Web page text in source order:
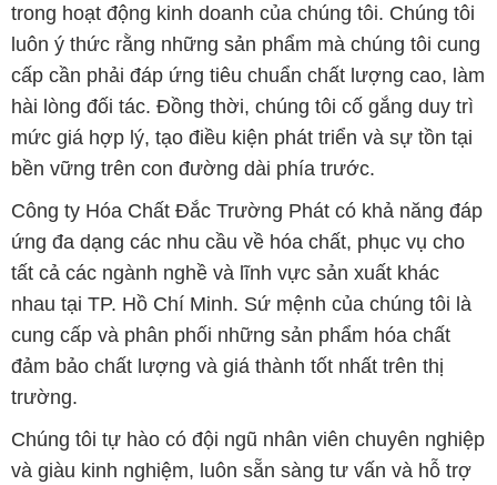
trong hoạt động kinh doanh của chúng tôi. Chúng tôi
luôn ý thức rằng những sản phẩm mà chúng tôi cung
cấp cần phải đáp ứng tiêu chuẩn chất lượng cao, làm
hài lòng đối tác. Đồng thời, chúng tôi cố gắng duy trì
mức giá hợp lý, tạo điều kiện phát triển và sự tồn tại
bền vững trên con đường dài phía trước.
Công ty Hóa Chất Đắc Trường Phát có khả năng đáp
ứng đa dạng các nhu cầu về hóa chất, phục vụ cho
tất cả các ngành nghề và lĩnh vực sản xuất khác
nhau tại TP. Hồ Chí Minh. Sứ mệnh của chúng tôi là
cung cấp và phân phối những sản phẩm hóa chất
đảm bảo chất lượng và giá thành tốt nhất trên thị
trường.
Chúng tôi tự hào có đội ngũ nhân viên chuyên nghiệp
và giàu kinh nghiệm, luôn sẵn sàng tư vấn và hỗ trợ